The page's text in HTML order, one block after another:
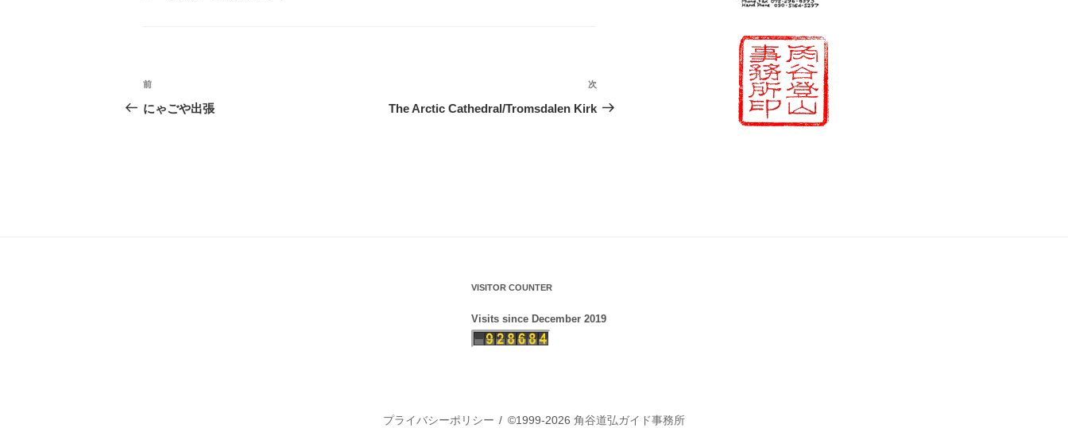
投
稿
前
の
前
にゃごや出張
次
の
次
The Arctic Cathedral/Tromsdalen Kirk
VISITOR COUNTER
Visits since December 2019
プライバシーポリシー ©1999-2026 角谷道弘ガイド事務所